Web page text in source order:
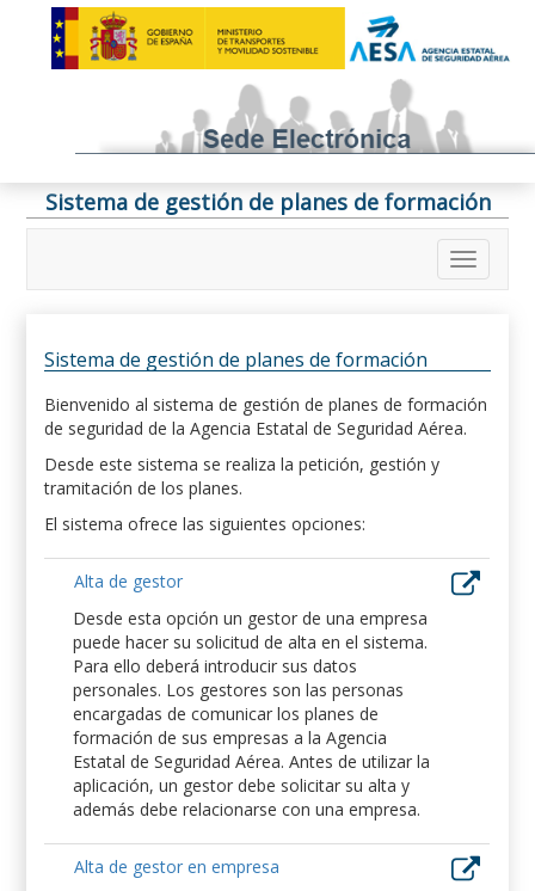
Sistema de gestión de planes de formación
Sistema de gestión de planes de formación
Bienvenido al sistema de gestión de planes de formación
de seguridad de la Agencia Estatal de Seguridad Aérea.
Desde este sistema se realiza la petición, gestión y
tramitación de los planes.
El sistema ofrece las siguientes opciones:
Alta de gestor
Desde esta opción un gestor de una empresa
puede hacer su solicitud de alta en el sistema.
Para ello deberá introducir sus datos
personales. Los gestores son las personas
encargadas de comunicar los planes de
formación de sus empresas a la Agencia
Estatal de Seguridad Aérea. Antes de utilizar la
aplicación, un gestor debe solicitar su alta y
además debe relacionarse con una empresa.
Alta de gestor en empresa